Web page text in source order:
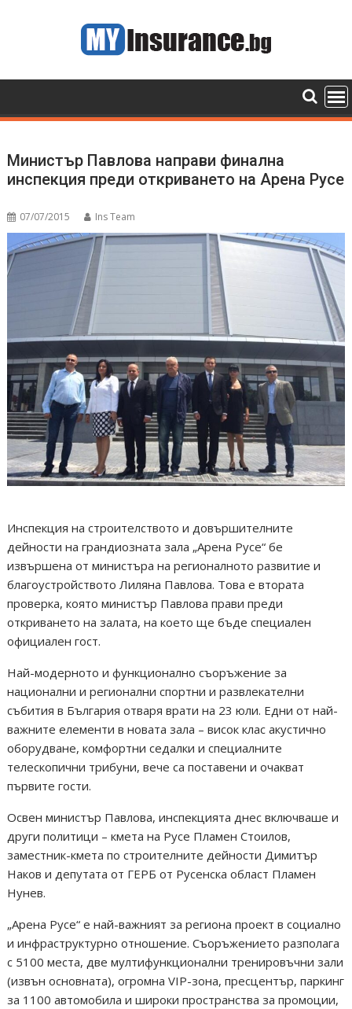
Министър Павлова направи финална
инспекция преди откриването на Арена Русе
07/07/2015 Ins Team
Инспекция на строителството и довършителните
дейности на грандиозната зала „Арена Русе“ бе
извършена от министъра на регионалното развитие и
благоустройството Лиляна Павлова. Това е втората
проверка, която министър Павлова прави преди
откриването на залата, на което ще бъде специален
официален гост.
Най-модерното и функционално съоръжение за
национални и регионални спортни и развлекателни
събития в България отваря врати на 23 юли. Едни от най-
важните елементи в новата зала – висок клас акустично
оборудване, комфортни седалки и специалните
телескопични трибуни, вече са поставени и очакват
първите гости.
Освен министър Павлова, инспекцията днес включваше и
други политици – кмета на Русе Пламен Стоилов,
заместник-кмета по строителните дейности Димитър
Наков и депутата от ГЕРБ от Русенска област Пламен
Нунев.
„Арена Русе“ е най-важният за региона проект в социално
и инфраструктурно отношение. Съоръжението разполага
с 5100 места, две мултифункционални тренировъчни зали
(извън основната), огромна VIP-зона, пресцентър, паркинг
за 1100 автомобила и широки пространства за промоции,